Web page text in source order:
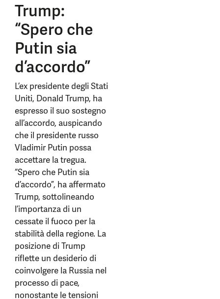
Trump:
“Spero che
Putin sia
d’accordo”
L’ex presidente degli Stati
Uniti, Donald Trump, ha
espresso il suo sostegno
all’accordo, auspicando
che il presidente russo
Vladimir Putin possa
accettare la tregua.
“Spero che Putin sia
d’accordo”, ha affermato
Trump, sottolineando
l’importanza di un
cessate il fuoco per la
stabilità della regione. La
posizione di Trump
riflette un desiderio di
coinvolgere la Russia nel
processo di pace,
nonostante le tensioni